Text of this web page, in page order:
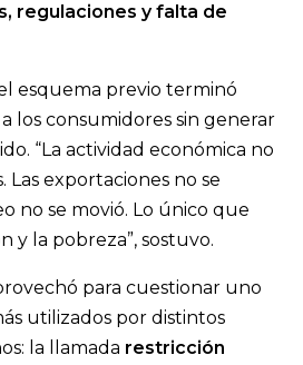
regulaciones y falta de
esquema previo terminó
los consumidores sin generar
“La actividad económica no
Las exportaciones no se
no se movió. Lo único que
y la pobreza”, sostuvo.
para cuestionar uno
utilizados por distintos
la llamada restricción